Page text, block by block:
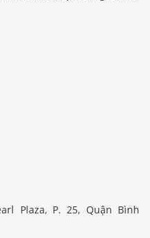
Plaza, P. 25, Quận Bình